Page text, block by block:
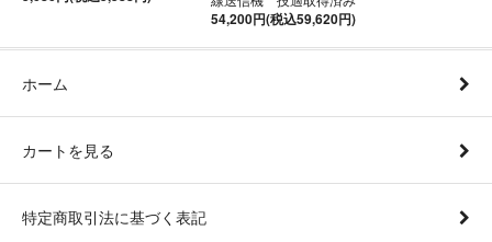
54,200円(税込59,620円)
ホーム
カートを見る
特定商取引法に基づく表記